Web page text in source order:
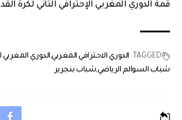
قمة الدوري المغربي الإحترافي الثاني لكرة
TAGGED: الدوري الاحترافي المغربي الدوري المغربي
شباب السوالم الرياضيشباب بنجرير